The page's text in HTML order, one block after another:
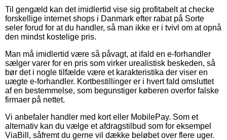
Til gengæld kan det imidlertid vise sig profitabelt at checke
forskellige internet shops i Danmark efter rabat på Sorte
seler forud for at du handler, så man ikke er i tvivl om at opnå
den mindst kostelige pris.
Man må imidlertid være så påvagt, at ifald en e-forhandler
sælger varer for en pris som virker urealistisk beskeden, så
bør det i nogle tilfælde være et karakteristika der viser en
uægte e-forhandler. Kortbestillinger er i hvert fald omsluttet
af en bestemmelse, som begunstiger køberen overfor falske
firmaer på nettet.
Vi anbefaler handler med kort eller MobilePay. Som et
alternativ kan du vælge et afdragstilbud som for eksempel
ViaBill, såfremt du gerne vil dække beløbet over flere uger.